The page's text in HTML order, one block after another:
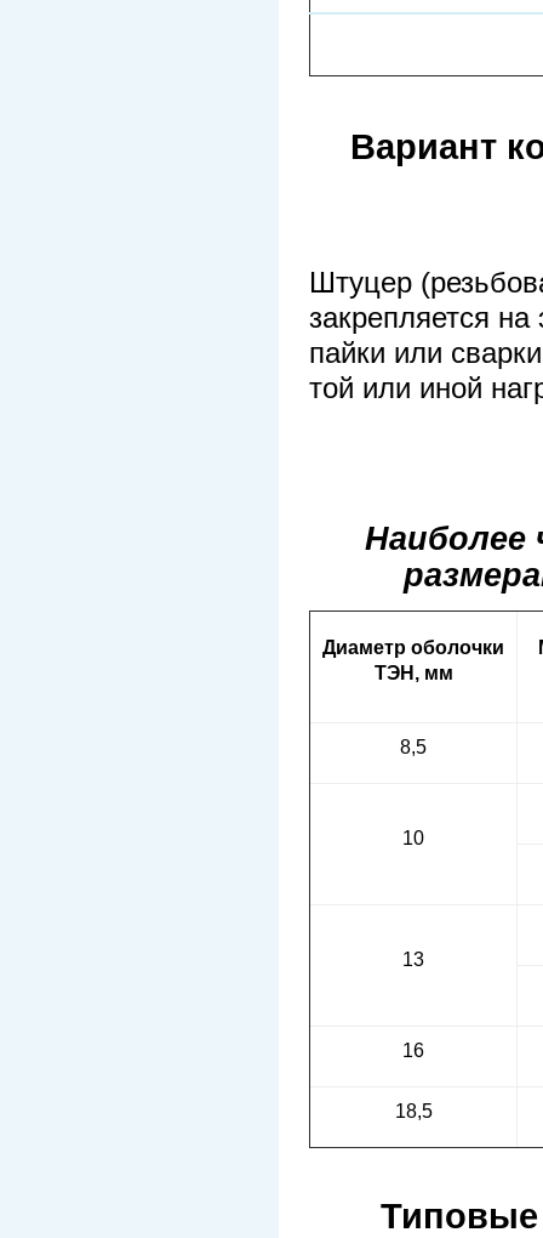
Вариант
Штуцер
закрепляется на
пайки или
той или иной
Диаметр оболочки
ТЭН, мм
8,5
10
13
16
18,5